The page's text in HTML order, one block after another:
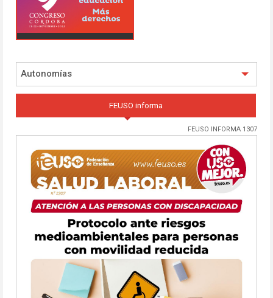
Autonomías
FEUSO informa
FEUSO INFORMA 1307